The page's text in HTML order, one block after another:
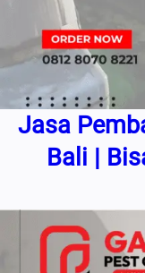
Jasa
Bali |